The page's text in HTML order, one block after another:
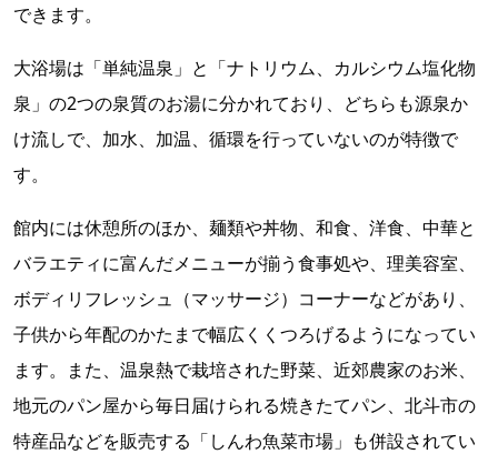
できます。
大浴場は「単純温泉」と「ナトリウム、カルシウム塩化物
泉」の2つの泉質のお湯に分かれており、どちらも源泉か
け流しで、加水、加温、循環を行っていないのが特徴で
す。
館内には休憩所のほか、麺類や丼物、和食、洋食、中華と
バラエティに富んだメニューが揃う食事処や、理美容室、
ボディリフレッシュ（マッサージ）コーナーなどがあり、
子供から年配のかたまで幅広くくつろげるようになってい
ます。また、温泉熱で栽培された野菜、近郊農家のお米、
地元のパン屋から毎日届けられる焼きたてパン、北斗市の
特産品などを販売する「しんわ魚菜市場」も併設されてい